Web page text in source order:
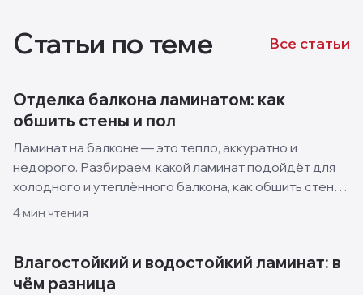
Статьи по теме Все статьи
Отделка балкона ламинатом: как
обшить стены и пол
Ламинат на балконе — это тепло, аккуратно и
недорого. Разбираем, какой ламинат подойдёт для
холодного и утеплённого балкона, как обшить стены
и пол своими руками и какие решения смотрятся
4мин чтения
Влагостойкий и водостойкий ламинат: в
чём разница